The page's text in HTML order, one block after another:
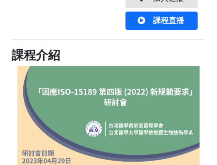
課程直播
課程介紹